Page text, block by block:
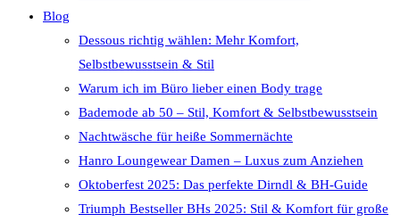
Blog
Dessous richtig wählen: Mehr Komfort,
Selbstbewusstsein & Stil
Warum ich im Büro lieber einen Body trage
Bademode ab 50 – Stil, Komfort & Selbstbewusstsein
Nachtwäsche für heiße Sommernächte
Hanro Loungewear Damen – Luxus zum Anziehen
Oktoberfest 2025: Das perfekte Dirndl & BH-Guide
Triumph Bestseller BHs 2025: Stil & Komfort für große